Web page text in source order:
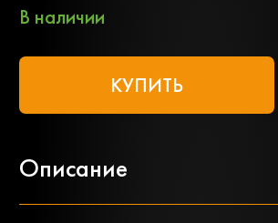
В наличии
КУПИТЬ
Описание